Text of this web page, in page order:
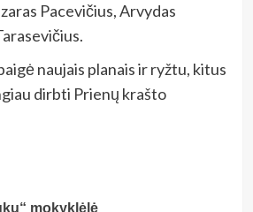
Pacevičius, Arvydas
naujais planais ir ryžtu, kitus
dirbti Prienų krašto
mokyklėlė